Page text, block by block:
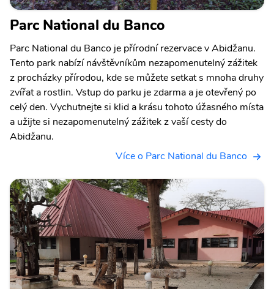
Parc National du Banco
Parc National du Banco je přírodní rezervace v Abidžanu.
Tento park nabízí návštěvníkům nezapomenutelný zážitek
z procházky přírodou, kde se můžete setkat s mnoha druhy
zvířat a rostlin. Vstup do parku je zdarma a je otevřený po
celý den. Vychutnejte si klid a krásu tohoto úžasného místa
a užijte si nezapomenutelný zážitek z vaší cesty do
Abidžanu.
Více o Parc National du Banco